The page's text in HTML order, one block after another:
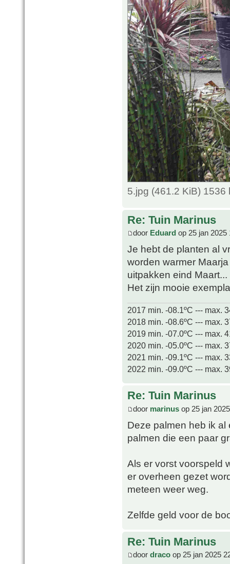
5.jpg (461.2 KiB) 1536
Re: Tuin Marinus
door Eduard op 25 jan 2025
Je hebt de planten al
worden warmer
uitpakken eind Maart...
Het zijn mooie
2017 min. -08.1ºC --- max.
2018 min. -08.6ºC --- max.
2019 min. -07.0ºC --- max.
2020 min. -05.0ºC --- max.
2021 min. -09.1ºC --- max.
2022 min. -09.0ºC --- max.
Re: Tuin Marinus
door marinus op 25 jan
Deze palmen heb ik al
palmen die een paar
Als er vorst voorspeld
er overheen gezet
meteen weer weg.
Zelfde geld voor de
Re: Tuin Marinus
door draco op 25 jan 2025